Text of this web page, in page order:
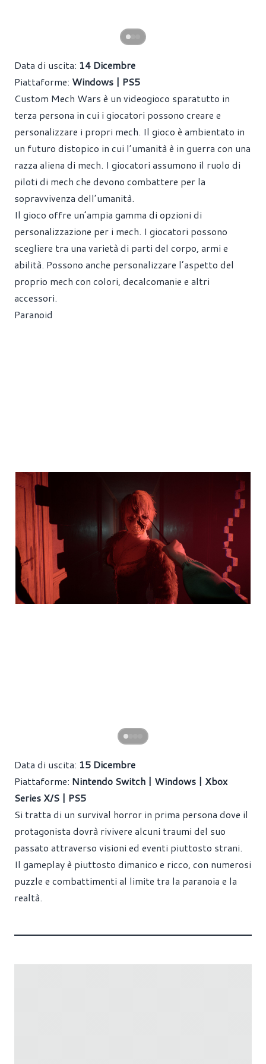
Data di uscita: 14 Dicembre
Piattaforme: Windows | PS5
Custom Mech Wars è un videogioco sparatutto in
terza persona in cui i giocatori possono creare e
personalizzare i propri mech. Il gioco è ambientato in
un futuro distopico in cui l’umanità è in guerra con una
razza aliena di mech. I giocatori assumono il ruolo di
piloti di mech che devono combattere per la
sopravvivenza dell’umanità.
Il gioco offre un’ampia gamma di opzioni di
personalizzazione per i mech. I giocatori possono
scegliere tra una varietà di parti del corpo, armi e
abilità. Possono anche personalizzare l’aspetto del
proprio mech con colori, decalcomanie e altri
accessori.
Paranoid
Data di uscita: 15 Dicembre
Piattaforme: Nintendo Switch | Windows | Xbox
Series X/S | PS5
Si tratta di un survival horror in prima persona dove il
protagonista dovrà rivivere alcuni traumi del suo
passato attraverso visioni ed eventi piuttosto strani.
Il gameplay è piuttosto dimanico e ricco, con numerosi
puzzle e combattimenti al limite tra la paranoia e la
realtà.